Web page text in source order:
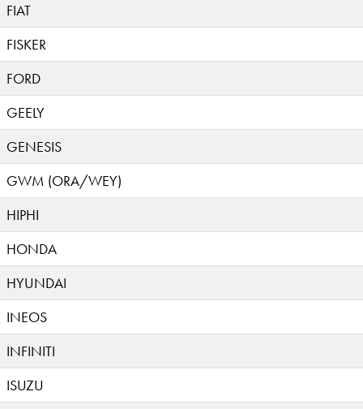
FIAT
FISKER
FORD
GEELY
GENESIS
GWM (ORA/WEY)
HIPHI
HONDA
HYUNDAI
INEOS
INFINITI
ISUZU